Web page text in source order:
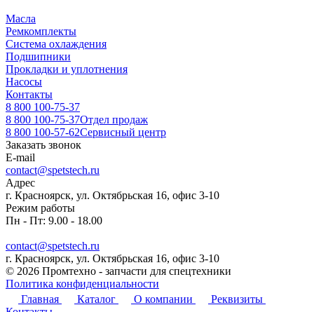
Масла
Ремкомплекты
Система охлаждения
Подшипники
Прокладки и уплотнения
Насосы
Контакты
8 800 100-75-37
8 800 100-75-37Отдел продаж
8 800 100-57-62Сервисный центр
Заказать звонок
E-mail
contact@spetstech.ru
Адрес
г. Красноярск, ул. Октябрьская 16, офис 3-10
Режим работы
Пн - Пт: 9.00 - 18.00
contact@spetstech.ru
г. Красноярск, ул. Октябрьская 16, офис 3-10
© 2026 Промтехно - запчасти для спецтехники
Политика конфиденциальности
Главная
Каталог О компании
Реквизиты